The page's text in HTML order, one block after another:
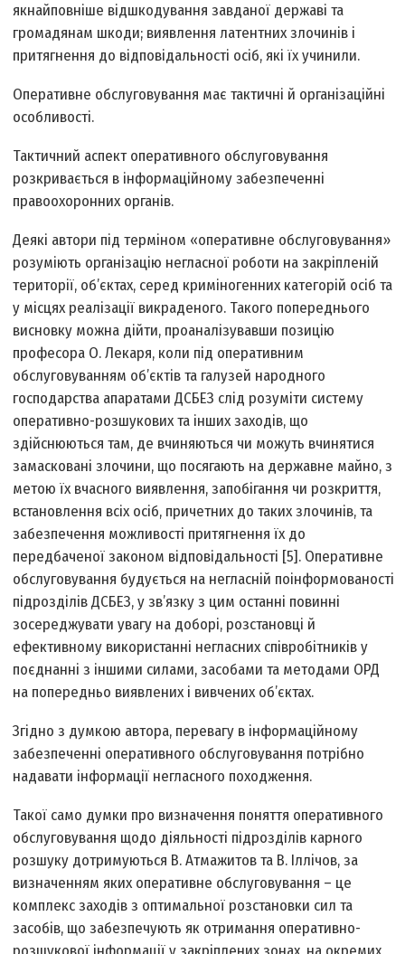
якнайповніше відшкодування завданої державі та
громадянам шкоди; виявлення латентних злочинів і
притягнення до відповідальності осіб, які їх учинили.
Оперативне обслуговування має тактичні й організаційні
особливості.
Тактичний аспект оперативного обслуговування
розкривається в інформаційному забезпеченні
правоохоронних органів.
Деякі автори під терміном «оперативне обслуговування»
розуміють організацію негласної роботи на закріпленій
території, об’єктах, серед криміногенних категорій осіб та
у місцях реалізації викраденого. Такого попереднього
висновку можна дійти, проаналізувавши позицію
професора О. Лекаря, коли під оперативним
обслуговуванням об’єктів та галузей народного
господарства апаратами ДСБЕЗ слід розуміти систему
оперативно-розшукових та інших заходів, що
здійснюються там, де вчиняються чи можуть вчинятися
замасковані злочини, що посягають на державне майно, з
метою їх вчасного виявлення, запобігання чи розкриття,
встановлення всіх осіб, причетних до таких злочинів, та
забезпечення можливості притягнення їх до
передбаченої законом відповідальності [5]. Оперативне
обслуговування будується на негласній поінформованості
підрозділів ДСБЕЗ, у зв’язку з цим останні повинні
зосереджувати увагу на доборі, розстановці й
ефективному використанні негласних співробітників у
поєднанні з іншими силами, засобами та методами ОРД
на попередньо виявлених і вивчених об’єктах.
Згідно з думкою автора, перевагу в інформаційному
забезпеченні оперативного обслуговування потрібно
надавати інформації негласного походження.
Такої само думки про визначення поняття оперативного
обслуговування щодо діяльності підрозділів карного
розшуку дотримуються В. Атмажитов та В. Іллічов, за
визначенням яких оперативне обслуговування – це
комплекс заходів з оптимальної розстановки сил та
засобів, що забезпечують як отримання оперативно-